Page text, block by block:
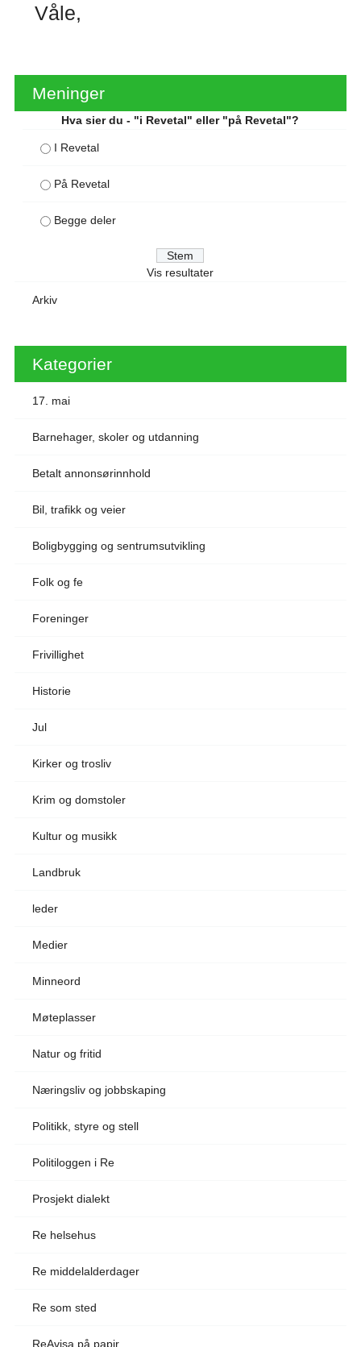
Våle
Meninger
Hva sier du - "i Revetal" eller "på Revetal"?
I Revetal
På Revetal
Begge deler
Vis resultater
Arkiv
Kategorier
17. mai
Barnehager, skoler og utdanning
Betalt annonsørinnhold
Bil, trafikk og veier
Boligbygging og sentrumsutvikling
Folk og fe
Foreninger
Frivillighet
Historie
Jul
Kirker og trosliv
Krim og domstoler
Kultur og musikk
Landbruk
leder
Medier
Minneord
Møteplasser
Natur og fritid
Næringsliv og jobbskaping
Politikk, styre og stell
Politiloggen i Re
Prosjekt dialekt
Re helsehus
Re middelalderdager
Re som sted
ReAvisa på papir